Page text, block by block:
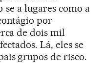
se a lugares como a
por
de dois mil
Lá, eles se
grupos de risco.